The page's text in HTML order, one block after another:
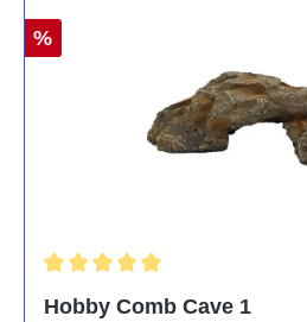
%
Hobby Comb Cave 1